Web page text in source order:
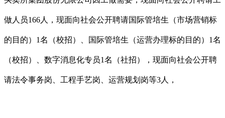
做人员166人，现面向社会公开聘请国际管培生（市场营销标
的目的）1名（校招）、国际管培生（运营办理标的目的）1名
（校招）、数字消息化专员1名（社招），现面向社会公开聘
请法令事务岗、工程手艺岗、运营规划岗等3人，